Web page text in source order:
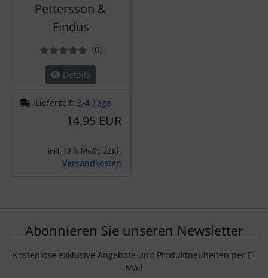
Pettersson &
Findus
(0Bewertungen
)
Details
Lieferzeit: 3-4 Tage
14,95 EUR
inkl. 19 % MwSt. zzgl.
Versandkosten
Abonnieren Sie unseren Newsletter
Kostenlose exklusive Angebote und Produktneuheiten per E-
Mail